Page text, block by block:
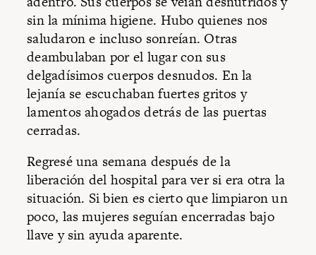
sin la mínima higiene. Hubo quienes nos
saludaron e incluso sonreían. Otras
deambulaban por el lugar con sus
delgadísimos cuerpos desnudos. En la
lejanía se escuchaban fuertes gritos y
lamentos ahogados detrás de las puertas
cerradas.
Regresé una semana después de la
liberación del hospital para ver si era otra la
situación. Si bien es cierto que limpiaron un
poco, las mujeres seguían encerradas bajo
llave y sin ayuda aparente.